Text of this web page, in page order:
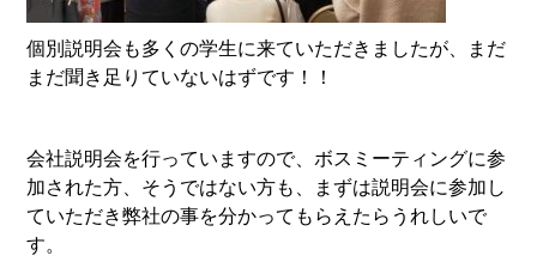
個別説明会も多くの学生に来ていただきましたが、まだ
まだ聞き足りていないはずです！！
会社説明会を行っていますので、ボスミーティングに参
加された方、そうではない方も、まずは説明会に参加し
ていただき弊社の事を分かってもらえたらうれしいで
す。